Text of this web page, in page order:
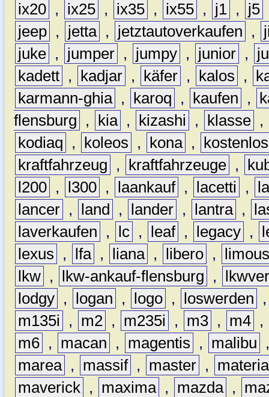
ix20 , ix25 , ix35 , ix55 , j1 , j5
jeep , jetta , jetztautoverkaufen ,
juke , jumper , jumpy , junior ,
kadett , kadjar , käfer , kalos ,
karmann-ghia , karoq , kaufen ,
flensburg
, kia , kizashi , klasse ,
kodiaq
, koleos , kona ,
kostenlos
kraftfahrzeug
, kraftfahrzeuge ,
l200 , l300 , laankauf , lacetti ,
lancer , land , lander , lantra ,
laverkaufen
, lc , leaf , legacy ,
lexus
, lfa , liana , libero ,
lkw , lkw-ankauf-flensburg ,
lodgy , logan , logo , loswerden
m135i
, m2 , m235i , m3 , m4 ,
m6 , macan , magentis , malibu
marea , massif , master ,
materia
maverick , maxima , mazda ,